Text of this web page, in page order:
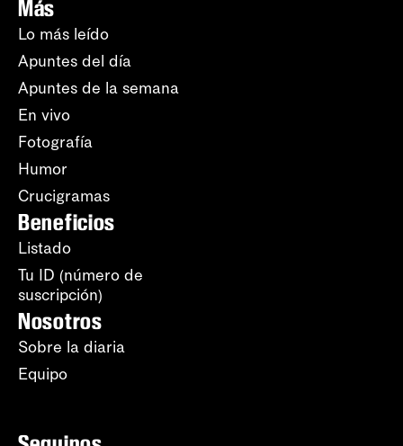
Más
Lo más leído
Apuntes del día
Apuntes de la semana
En vivo
Fotografía
Humor
Crucigramas
Beneficios
Listado
Tu ID (número de
suscripción)
Nosotros
Sobre la diaria
Equipo